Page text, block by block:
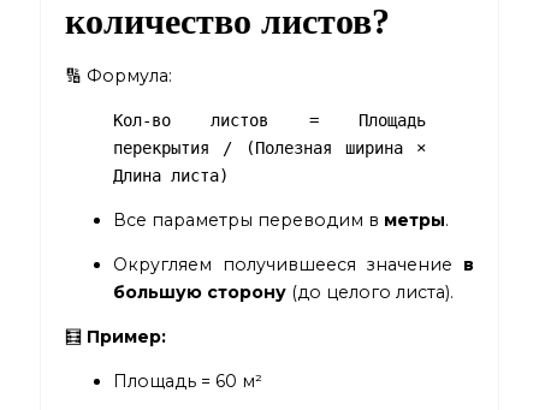
количество листов?
🔢 Формула:
Кол-во листов = Площадь
перекрытия / (Полезная ширина ×
Длина листа)
Все параметры переводим в метры.
Округляем получившееся значение в
большую сторону (до целого листа).
🧮 Пример:
Площадь = 60 м²